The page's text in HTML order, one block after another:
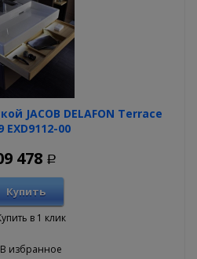
JACOB DELAFON Terrace
EXD9112-00
478 Р
Купить
в 1 клик
В избранное